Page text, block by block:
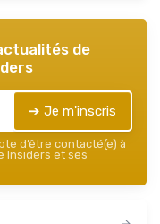
de
➔ Je m'inscris
d’être contacté(e) à
Insiders et ses